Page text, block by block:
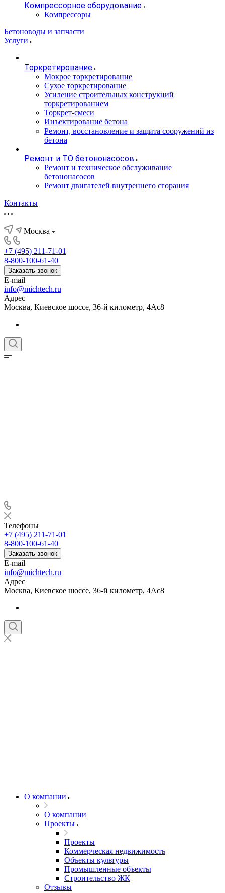
Компрессорное оборудование
Компрессоры
Бетоноводы и запчасти
Услуги
Торкретирование
Мокрое торкретирование
Сухое торкретирование
Усиление строительных конструкций
торкретированием
Торкрет-смеси
Инъектирование бетона
Ремонт, восстановление и защита сооружений из
бетона
Ремонт и ТО бетононасосов
Ремонт и техническое обслуживание
бетононасосов
Ремонт двигателей внутреннего сгорания
Контакты
Москва
+7 (495) 211-71-01
8-800-100-61-40
Заказать звонок
E-mail
info@michtech.ru
Адрес
Москва, Киевское шоссе, 36-й километр, 4Ас8
Телефоны
+7 (495) 211-71-01
8-800-100-61-40
Заказать звонок
E-mail
info@michtech.ru
Адрес
Москва, Киевское шоссе, 36-й километр, 4Ас8
О компании
О компании
Проекты
Проекты
Коммерческая недвижимость
Объекты культуры
Промышленные объекты
Строительство ЖК
Отзывы